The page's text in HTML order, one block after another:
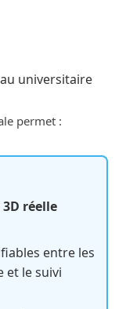
universitaire
permet :
réelle
entre les
et le suivi